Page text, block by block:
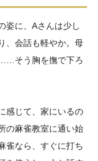
姿に、Aさんは少し
、会話も軽やか。母
そう胸を撫で下ろ
感じて、家にいるの
の麻雀教室に通い始
雀なら、すぐに打ち